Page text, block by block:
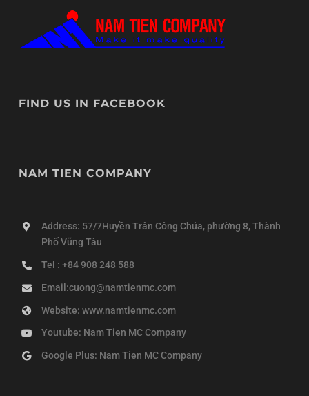
FIND US IN FACEBOOK
NAM TIEN COMPANY
Address: 57/7Huyền Trân Công Chúa, phường 8, Thành
Phố Vũng Tàu
Tel : +84 908 248 588
Email:cuong@namtienmc.com
Website: www.namtienmc.com
Youtube: Nam Tien MC Company
Google Plus: Nam Tien MC Company